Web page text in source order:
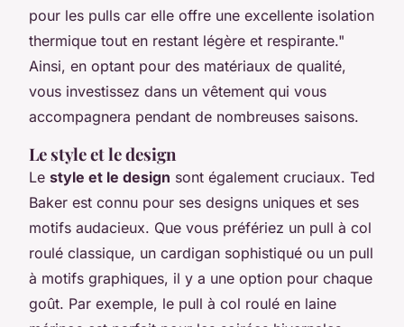
pour les pulls car elle offre une excellente isolation
thermique tout en restant légère et respirante."
Ainsi, en optant pour des matériaux de qualité,
vous investissez dans un vêtement qui vous
accompagnera pendant de nombreuses saisons.
Le style et le design
Le style et le design sont également cruciaux. Ted
Baker est connu pour ses designs uniques et ses
motifs audacieux. Que vous préfériez un pull à col
roulé classique, un cardigan sophistiqué ou un pull
à motifs graphiques, il y a une option pour chaque
goût. Par exemple, le pull à col roulé en laine